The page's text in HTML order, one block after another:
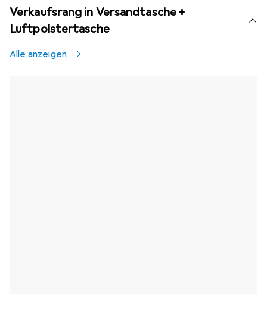
Verkaufsrang in Versandtasche +
Luftpolstertasche
Alle anzeigen